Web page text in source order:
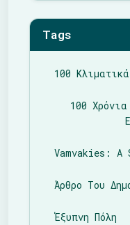
Tags
100
100
Vamvakies:
Άρθρο Του
Έξυπνη Πόλη